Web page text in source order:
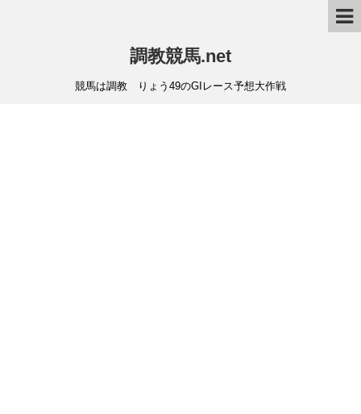
調教競馬.net
競馬は調教 りょう49のGIレース予想大作戦